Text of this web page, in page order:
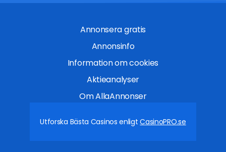
Annonsera gratis
Annonsinfo
Information om cookies
Aktieanalyser
Om AllaAnnonser
Utforska Bästa Casinos enligtCasinoPRO.se